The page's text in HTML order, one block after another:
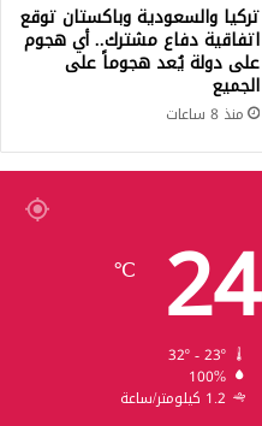
تركيا والسعودية وباكستان توقع
اتفاقية دفاع مشترك.. أي هجوم
على دولة يُعد هجوماً على
الجميع
منذ 8 ساعات
24
℃
32º - 23º
100%
1.2 كيلومتر/ساعة